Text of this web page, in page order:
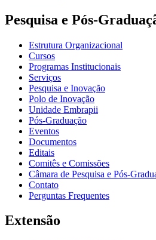
Pesquisa e Pós-
Estrutura Organizacional
Cursos
Programas Institucionais
Serviços
Pesquisa e Inovação
Polo de Inovação
Unidade Embrapii
Pós-Graduação
Eventos
Documentos
Editais
Comitês e Comissões
Câmara de Pesquisa e Pós-
Contato
Perguntas Frequentes
Extensão